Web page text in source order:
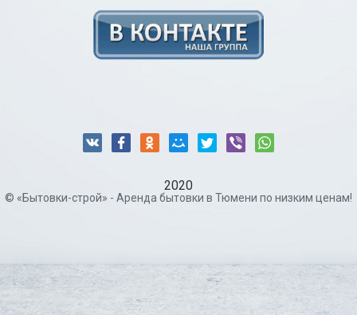
2020
© «Бытовки-строй» - Аренда бытовки в Тюмени по низким ценам!